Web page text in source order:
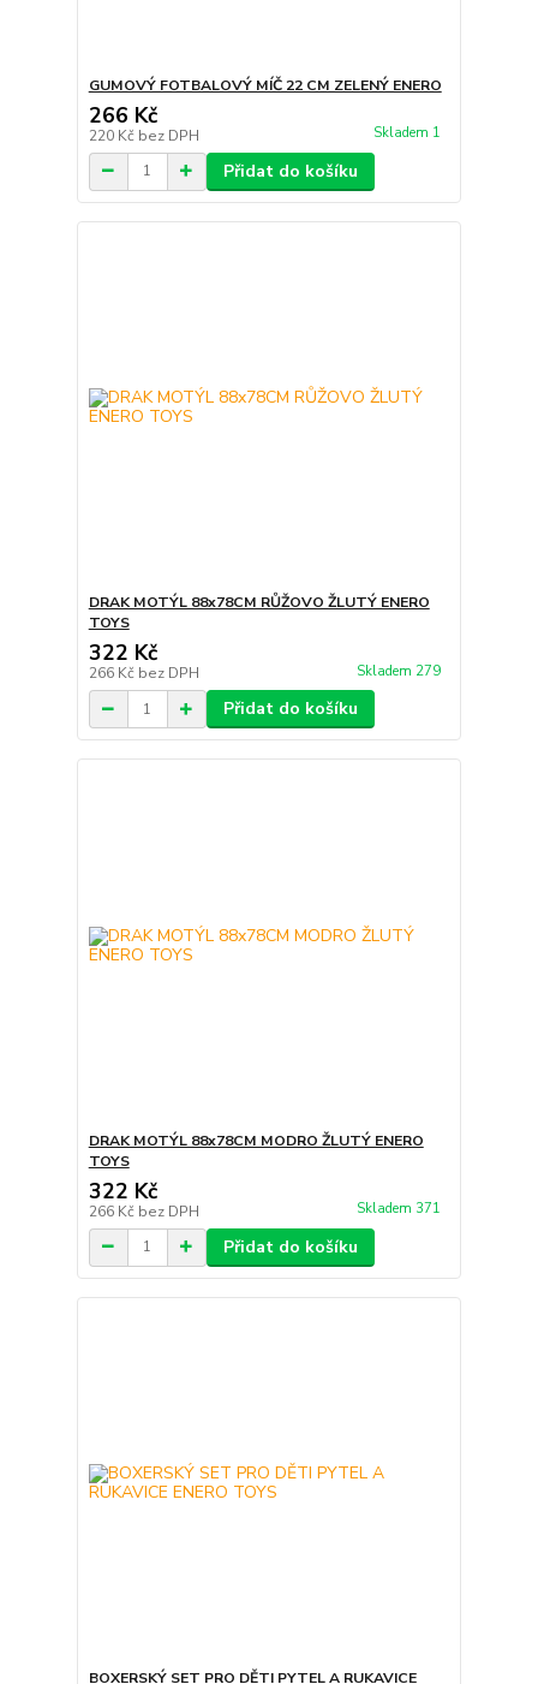
GUMOVÝ FOTBALOVÝ MÍČ 22 CM ZELENÝ ENERO
266 Kč
220 Kč bez DPH Skladem 1
Přidat do košíku
DRAK MOTÝL 88x78CM RŮŽOVO ŽLUTÝ ENERO
TOYS
322 Kč
266 Kč bez DPH Skladem 279
Přidat do košíku
DRAK MOTÝL 88x78CM MODRO ŽLUTÝ ENERO
TOYS
322 Kč
266 Kč bez DPH Skladem 371
Přidat do košíku
BOXERSKÝ SET PRO DĚTI PYTEL A RUKAVICE